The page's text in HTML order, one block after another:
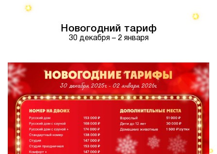
Новогодний тариф
30 декабря – 2 января